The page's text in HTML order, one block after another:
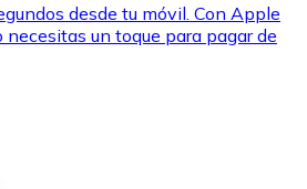
con efectivo en tu tienda más
desde tu móvil. Con Apple
necesitas un toque para pagar de